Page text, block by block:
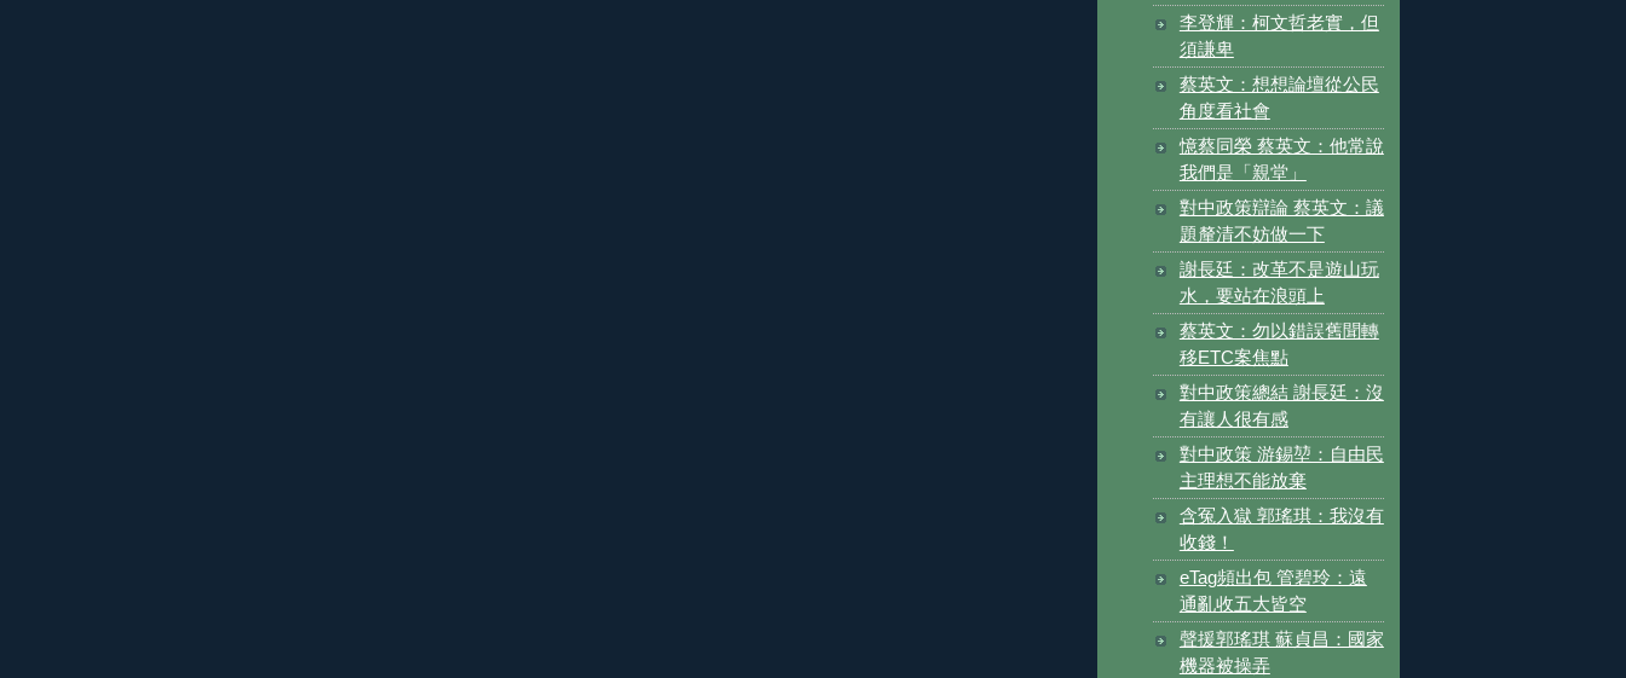
李登輝：柯文哲老實，但
須謙卑
蔡英文：想想論壇從公民
角度看社會
憶蔡同榮 蔡英文：他常說
我們是「親堂」
對中政策辯論 蔡英文：議
題釐清不妨做一下
謝長廷：改革不是遊山玩
水，要站在浪頭上
蔡英文：勿以錯誤舊聞轉
移ETC案焦點
對中政策總結 謝長廷：沒
有讓人很有感
對中政策 游錫堃：自由民
主理想不能放棄
含冤入獄 郭瑤琪：我沒有
收錢！
eTag頻出包 管碧玲：遠
通亂收五大皆空
聲援郭瑤琪 蘇貞昌：國家
機器被操弄